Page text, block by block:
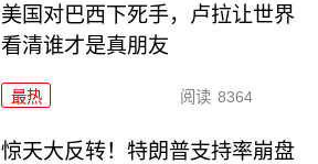
美国对巴西下死手，卢拉让世界
看清谁才是真朋友
最热 阅读 8364
惊天大反转！特朗普支持率崩盘